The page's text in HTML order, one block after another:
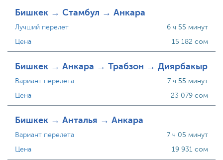
Бишкек → Стамбул → Анкара
Лучший перелет
Цена
6 ч 55 минут
15 182 сом
Бишкек → Анкара → Трабзон → Диярбакыр
Вариант перелета
Цена
7 ч 55 минут
23 079 сом
Бишкек → Анталья → Анкара
Вариант перелета
Цена
7 ч 05 минут
19 931 сом